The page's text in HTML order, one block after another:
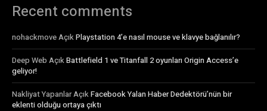
Recent comments
nohackmoveAçıkPlaystation 4’e nasıl mouse ve klavye bağlanılır?
Deep Web AçıkBattlefield 1 ve Titanfall 2 oyunları Origin Access’e
geliyor!
Nakliyat YapanlarAçıkFacebook Yalan Haber Dedektörü’nün bir
eklenti olduğu ortaya çıktı